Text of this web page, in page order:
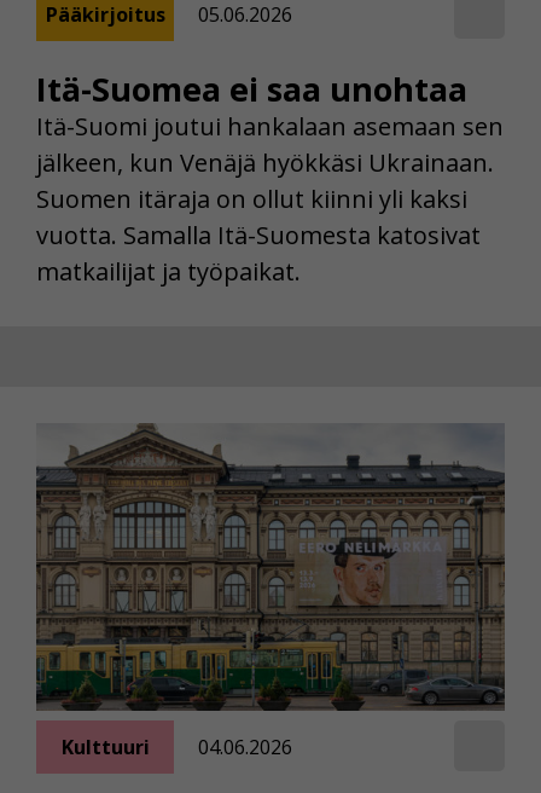
Itä-Suomea ei saa unohtaa
Pääkirjoitus 05.06.2026
Itä-Suomi joutui hankalaan asemaan sen
jälkeen, kun Venäjä hyökkäsi Ukrainaan.
Suomen itäraja on ollut kiinni yli kaksi
vuotta. Samalla Itä-Suomesta katosivat
matkailijat ja työpaikat.
Kulttuuri 04.06.2026